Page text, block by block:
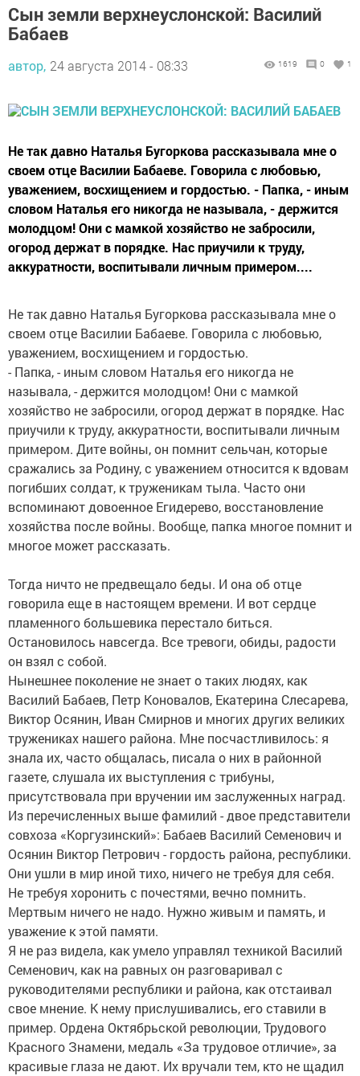
Сын земли верхнеуслонской: Василий
Бабаев
автор, 24 августа 2014 - 08:33 1619 0 1
Не так давно Наталья Бугоркова рассказывала мне о
своем отце Василии Бабаеве. Говорила с любовью,
уважением, восхищением и гордостью. - Папка, - иным
словом Наталья его никогда не называла, - держится
молодцом! Они с мамкой хозяйство не забросили,
огород держат в порядке. Нас приучили к труду,
аккуратности, воспитывали личным примером....
Не так давно Наталья Бугоркова рассказывала мне о
своем отце Василии Бабаеве. Говорила с любовью,
уважением, восхищением и гордостью.
- Папка, - иным словом Наталья его никогда не
называла, - держится молодцом! Они с мамкой
хозяйство не забросили, огород держат в порядке. Нас
приучили к труду, аккуратности, воспитывали личным
примером. Дите войны, он помнит сельчан, которые
сражались за Родину, с уважением относится к вдовам
погибших солдат, к труженикам тыла. Часто они
вспоминают довоенное Егидерево, восстановление
хозяйства после войны. Вообще, папка многое помнит и
многое может рассказать.
Тогда ничто не предвещало беды. И она об отце
говорила еще в настоящем времени. И вот сердце
пламенного большевика перестало биться.
Остановилось навсегда. Все тревоги, обиды, радости
он взял с собой.
Нынешнее поколение не знает о таких людях, как
Василий Бабаев, Петр Коновалов, Екатерина Слесарева,
Виктор Осянин, Иван Смирнов и многих других великих
тружениках нашего района. Мне посчастливилось: я
знала их, часто общалась, писала о них в районной
газете, слушала их выступления с трибуны,
присутствовала при вручении им заслуженных наград.
Из перечисленных выше фамилий - двое представители
совхоза «Коргузинский»: Бабаев Василий Семенович и
Осянин Виктор Петрович - гордость района, республики.
Они ушли в мир иной тихо, ничего не требуя для себя.
Не требуя хоронить с почестями, вечно помнить.
Мертвым ничего не надо. Нужно живым и память, и
уважение к этой памяти.
Я не раз видела, как умело управлял техникой Василий
Семенович, как на равных он разговаривал с
руководителями республики и района, как отстаивал
свое мнение. К нему прислушивались, его ставили в
пример. Ордена Октябрьской революции, Трудового
Красного Знамени, медаль «За трудовое отличие», за
красивые глаза не дают. Их вручали тем, кто не щадил